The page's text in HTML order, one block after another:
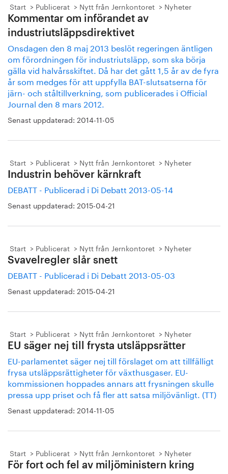
Start Publicerat Nytt från Jernkontoret Nyheter
Kommentar om införandet av
industriutsläppsdirektivet
Onsdagen den 8 maj 2013 beslöt regeringen äntligen
om förordningen för industriutsläpp, som ska börja
gälla vid halvårsskiftet. Då har det gått 1,5 år av de fyra
år som medges för att uppfylla BAT-slutsatserna för
järn- och ståltillverkning, som publicerades i Official
Journal den 8 mars 2012.
Senast uppdaterad: 2014-11-05
Start Publicerat Nytt från Jernkontoret Nyheter
Industrin behöver kärnkraft
DEBATT - Publicerad i Di Debatt 2013-05-14
Senast uppdaterad: 2015-04-21
Start Publicerat Nytt från Jernkontoret Nyheter
Svavelregler slår snett
DEBATT - Publicerad i Di Debatt 2013-05-03
Senast uppdaterad: 2015-04-21
Start Publicerat Nytt från Jernkontoret Nyheter
EU säger nej till frysta utsläppsrätter
EU-parlamentet säger nej till förslaget om att tillfälligt
frysa utsläppsrättigheter för växthusgaser. EU-
kommissionen hoppades annars att frysningen skulle
pressa upp priset och få fler att satsa miljövänligt. (TT)
Senast uppdaterad: 2014-11-05
Start Publicerat Nytt från Jernkontoret Nyheter
För fort och fel av miljöministern kring